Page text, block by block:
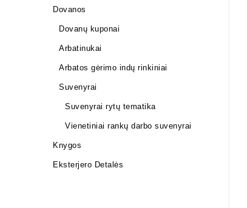
Dovanos
Dovanų kuponai
Arbatinukai
Arbatos gėrimo indų rinkiniai
Suvenyrai
Suvenyrai rytų tematika
Vienetiniai rankų darbo suvenyrai
Knygos
Eksterjero Detalės